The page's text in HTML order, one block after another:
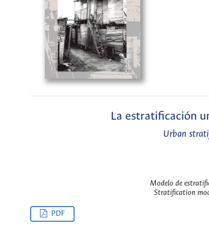
La estratificación
Urban
Modelo de
Stratification
PDF